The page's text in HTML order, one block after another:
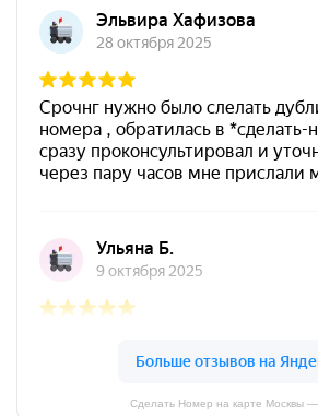
Сделать Номер на карте Москвы